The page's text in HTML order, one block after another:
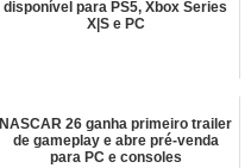
disponível para PS5, Xbox Series
X|S e PC
NASCAR 26 ganha primeiro trailer
de gameplay e abre pré-venda
para PC e consoles